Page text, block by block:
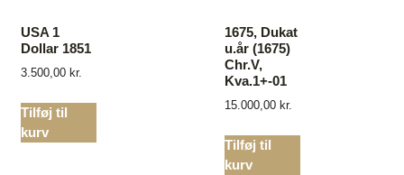
USA 1
Dollar 1851
3.500,00 kr.
Tilføj til
kurv
1675, Dukat
u.år (1675)
Chr.V,
Kva.1+-01
15.000,00 kr.
Tilføj til
kurv